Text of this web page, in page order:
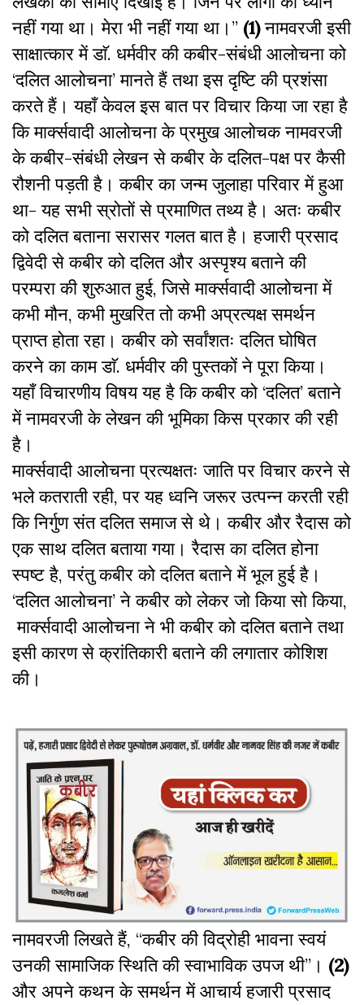
नहीं गया था। मेरा भी नहीं गया था।’’ (1)नामवरजी इसी
साक्षात्कार में डाॅ. धर्मवीर की कबीर-संबंधी आलोचना को
‘दलित आलोचना’ मानते हैं तथा इस दृष्टि की प्रशंसा
करते हैं। यहाँ केवल इस बात पर विचार किया जा रहा है
कि मार्क्सवादी आलोचना के प्रमुख आलोचक नामवरजी
के कबीर-संबंधी लेखन से कबीर के दलित-पक्ष पर कैसी
रौशनी पड़ती है। कबीर का जन्म जुलाहा परिवार में हुआ
था- यह सभी स्रोतों से प्रमाणित तथ्य है। अतः कबीर
को दलित बताना सरासर गलत बात है। हजारी प्रसाद
द्विवेदी से कबीर को दलित और अस्पृश्य बताने की
परम्परा की शुरुआत हुई, जिसे मार्क्सवादी आलोचना में
कभी मौन, कभी मुखरित तो कभी अप्रत्यक्ष समर्थन
प्राप्त होता रहा। कबीर को सर्वांशतः दलित घोषित
करने का काम डाॅ. धर्मवीर की पुस्तकों ने पूरा किया।
यहाँ विचारणीय विषय यह है कि कबीर को ‘दलित’ बताने
में नामवरजी के लेखन की भूमिका किस प्रकार की रही
है।
मार्क्सवादी आलोचना प्रत्यक्षतः जाति पर विचार करने से
भले कतराती रही, पर यह ध्वनि जरूर उत्पन्न करती रही
कि निर्गुण संत दलित समाज से थे। कबीर और रैदास को
एक साथ दलित बताया गया। रैदास का दलित होना
स्पष्ट है, परंतु कबीर को दलित बताने में भूल हुई है।
‘दलित आलोचना’ ने कबीर को लेकर जो किया सो किया,
मार्क्सवादी आलोचना ने भी कबीर को दलित बताने तथा
इसी कारण से क्रांतिकारी बताने की लगातार कोशिश
की।
नामवरजी लिखते हैं, ‘‘कबीर की विद्रोही भावना स्वयं
उनकी सामाजिक स्थिति की स्वाभाविक उपज थी”। (2)
और अपने कथन के समर्थन में आचार्य हजारी प्रसाद